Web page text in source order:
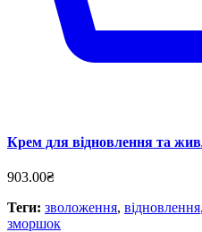
Крем для відновлення та
903.00₴
Теги: зволоження, відновлення,
зморшок